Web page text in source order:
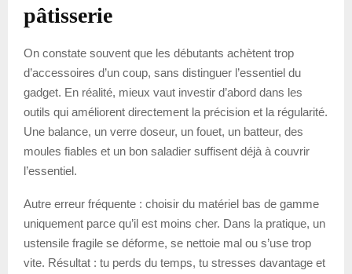
pâtisserie
On constate souvent que les débutants achètent trop
d’accessoires d’un coup, sans distinguer l’essentiel du
gadget. En réalité, mieux vaut investir d’abord dans les
outils qui améliorent directement la précision et la régularité.
Une balance, un verre doseur, un fouet, un batteur, des
moules fiables et un bon saladier suffisent déjà à couvrir
l’essentiel.
Autre erreur fréquente : choisir du matériel bas de gamme
uniquement parce qu’il est moins cher. Dans la pratique, un
ustensile fragile se déforme, se nettoie mal ou s’use trop
vite. Résultat : tu perds du temps, tu stresses davantage et